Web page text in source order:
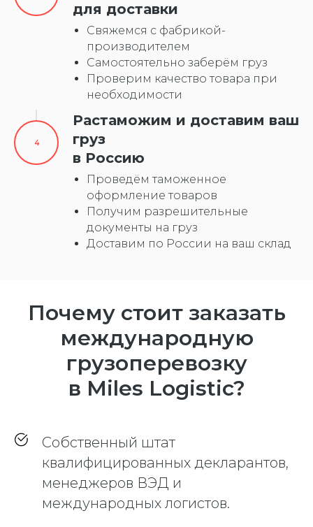
для доставки
Свяжемся с фабрикой-
производителем
Самостоятельно заберём груз
Проверим качество товара при
необходимости
Растаможим и доставим ваш
груз
в Россию
Проведём таможенное
оформление товаров
Получим разрешительные
документы на груз
Доставим по России на ваш склад
Почему стоит заказать
международную
грузоперевозку
в Miles Logistic?
Собственный штат
квалифицированных декларантов,
менеджеров ВЭД и
международных логистов.